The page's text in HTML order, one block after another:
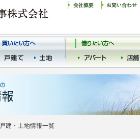
戸建・土地情報一覧